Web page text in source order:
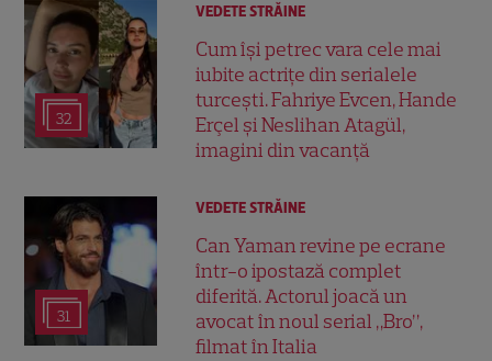
32
VEDETE STRĂINE
Cum își petrec vara cele mai
iubite actrițe din serialele
turcești. Fahriye Evcen, Hande
Erçel și Neslihan Atagül,
imagini din vacanță
31
VEDETE STRĂINE
Can Yaman revine pe ecrane
într-o ipostază complet
diferită. Actorul joacă un
avocat în noul serial „Bro”,
filmat în Italia